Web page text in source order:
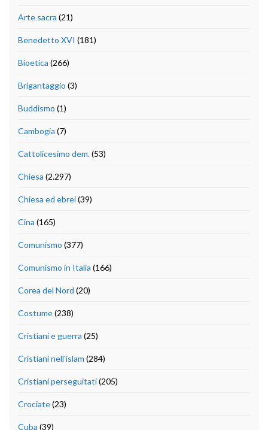
Arte sacra (21)
Benedetto XVI (181)
Bioetica (266)
Brigantaggio (3)
Buddismo (1)
Cambogia (7)
Cattolicesimo dem.(53)
Chiesa (2.297)
Chiesa ed ebrei(39)
Cina (165)
Comunismo (377)
Comunismo in Italia (166)
Corea del Nord (20)
Costume(238)
Cristiani e guerra (25)
Cristiani nell'islam (284)
Cristiani perseguitati(205)
Crociate(23)
Cuba (39)